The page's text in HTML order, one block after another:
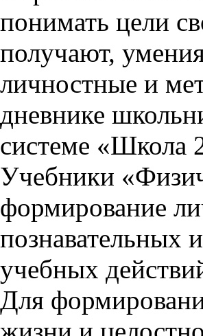
понимать цели
получают,
личностные и
дневнике
системе «Школа
Учебники
формирование
познавательных
учебных
Для